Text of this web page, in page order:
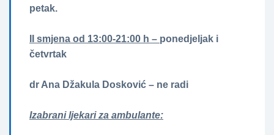
petak.
II smjena od 13:00-21:00 h – ponedjeljak i
četvrtak
dr Ana Džakula Dosković – ne radi
Izabrani ljekari za ambulante: